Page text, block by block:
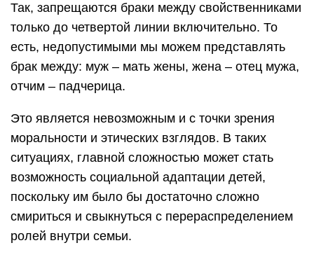
Так, запрещаются браки между свойственниками
только до четвертой линии включительно. То
есть, недопустимыми мы можем представлять
брак между: муж – мать жены, жена – отец мужа,
отчим – падчерица.
Это является невозможным и с точки зрения
моральности и этических взглядов. В таких
ситуациях, главной сложностью может стать
возможность социальной адаптации детей,
поскольку им было бы достаточно сложно
смириться и свыкнуться с перераспределением
ролей внутри семьи.